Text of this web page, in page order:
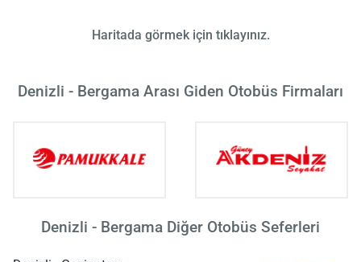
Haritada görmek için tıklayınız.
Denizli - Bergama Arası Giden Otobüs Firmaları
Denizli - Bergama Diğer Otobüs Seferleri